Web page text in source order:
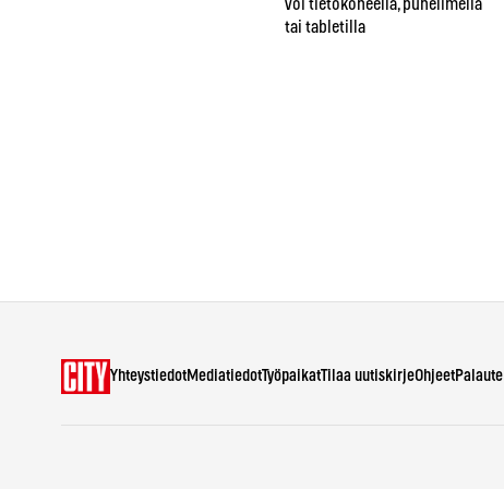
voi tietokoneella, puhelimella
tai tabletilla
YhteystiedotMediatiedotTyöpaikatTilaa uutiskirjeOhjeetPalaute